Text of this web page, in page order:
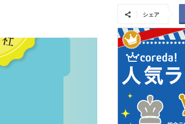
シェア